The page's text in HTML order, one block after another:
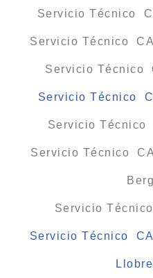
Servicio Técnico
Servicio Técnico
Servicio Técnico
Servicio Técnico
Servicio Técnico
Servicio Técnico
Servicio
Servicio Técnico